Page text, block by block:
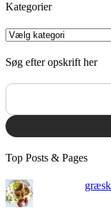
Kategorier
Kategorier
Søg efter opskrift her
Top Posts & Pages